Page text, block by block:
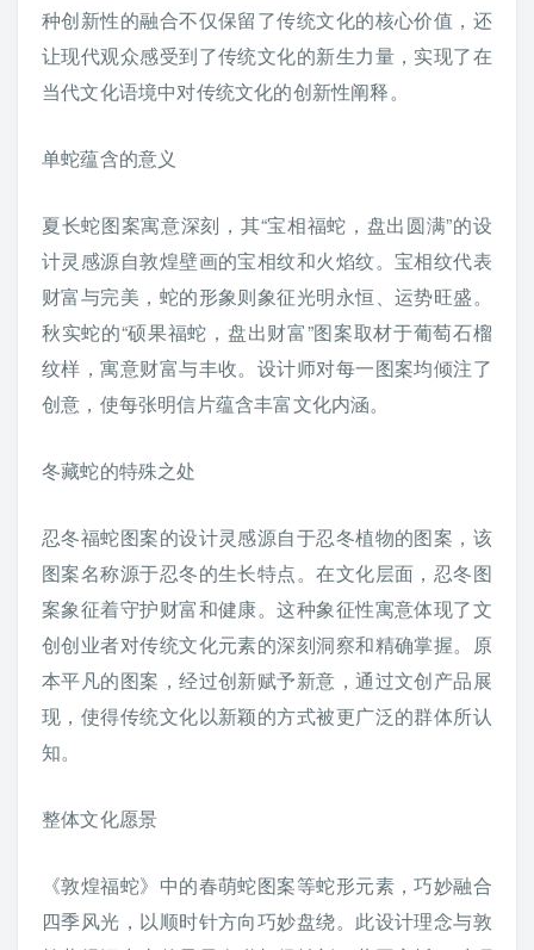
种创新性的融合不仅保留了传统文化的核心价值，还
让现代观众感受到了传统文化的新生力量，实现了在
当代文化语境中对传统文化的创新性阐释。
单蛇蕴含的意义
夏长蛇图案寓意深刻，其“宝相福蛇，盘出圆满”的设
计灵感源自敦煌壁画的宝相纹和火焰纹。宝相纹代表
财富与完美，蛇的形象则象征光明永恒、运势旺盛。
秋实蛇的“硕果福蛇，盘出财富”图案取材于葡萄石榴
纹样，寓意财富与丰收。设计师对每一图案均倾注了
创意，使每张明信片蕴含丰富文化内涵。
冬藏蛇的特殊之处
忍冬福蛇图案的设计灵感源自于忍冬植物的图案，该
图案名称源于忍冬的生长特点。在文化层面，忍冬图
案象征着守护财富和健康。这种象征性寓意体现了文
创创业者对传统文化元素的深刻洞察和精确掌握。原
本平凡的图案，经过创新赋予新意，通过文创产品展
现，使得传统文化以新颖的方式被更广泛的群体所认
知。
整体文化愿景
《敦煌福蛇》中的春萌蛇图案等蛇形元素，巧妙融合
四季风光，以顺时针方向巧妙盘绕。此设计理念与敦